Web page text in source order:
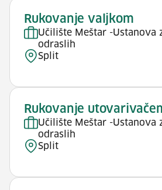
Rukovanje valjkom
Učilište Meštar -Ustanova
odraslih
Split
Rukovanje
Učilište Meštar -Ustanova
odraslih
Split